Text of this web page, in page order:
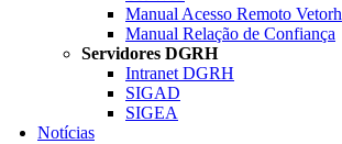
Manual Acesso Remoto Vetorh
Manual Relação de Confiança
Servidores DGRH
Intranet DGRH
SIGAD
SIGEA
Notícias